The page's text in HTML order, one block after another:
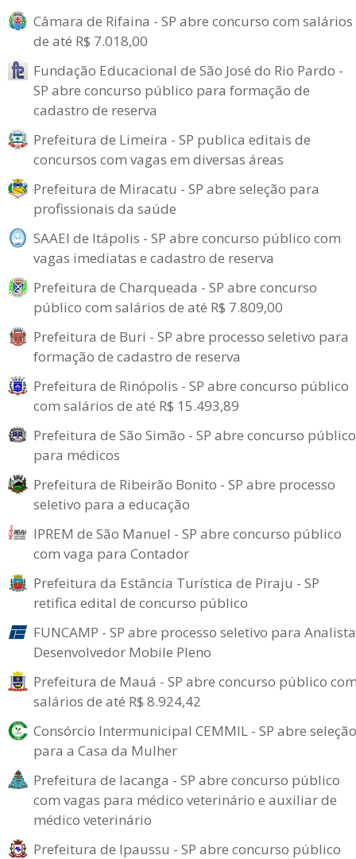
Câmara de Rifaina - SP abre concurso com salários
de até R$ 7.018,00
Fundação Educacional de São José do Rio Pardo -
SP abre concurso público para formação de
cadastro de reserva
Prefeitura de Limeira - SP publica editais de
concursos com vagas em diversas áreas
Prefeitura de Miracatu - SP abre seleção para
profissionais da saúde
SAAEI de Itápolis - SP abre concurso público com
vagas imediatas e cadastro de reserva
Prefeitura de Charqueada - SP abre concurso
público com salários de até R$ 7.809,00
Prefeitura de Buri - SP abre processo seletivo para
formação de cadastro de reserva
Prefeitura de Rinópolis - SP abre concurso público
com salários de até R$ 15.493,89
Prefeitura de São Simão - SP abre concurso público
para médicos
Prefeitura de Ribeirão Bonito - SP abre processo
seletivo para a educação
IPREM de São Manuel - SP abre concurso público
com vaga para Contador
Prefeitura da Estância Turística de Piraju - SP
retifica edital de concurso público
FUNCAMP - SP abre processo seletivo para Analista
Desenvolvedor Mobile Pleno
Prefeitura de Mauá - SP abre concurso público
salários de até R$ 8.924,42
Consórcio Intermunicipal CEMMIL - SP abre seleção
para a Casa da Mulher
Prefeitura de Iacanga - SP abre concurso público
com vagas para médico veterinário e auxiliar de
médico veterinário
Prefeitura de Ipaussu - SP abre concurso público